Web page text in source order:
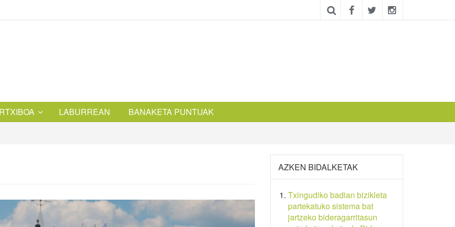
LABURREAN BANAKETA PUNTUAK
AZKEN BIDALKETAK
Txingudiko badian bizikleta
partekatuko sistema bat
jartzeko bideragarritasun